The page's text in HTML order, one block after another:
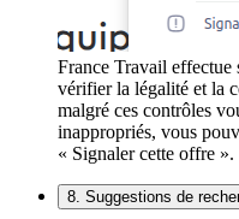
France Travail effectue
vérifier la légalité et la
malgré ces contrôles
inappropriés, vous
« Signaler cette offre ».
8. Suggestions de